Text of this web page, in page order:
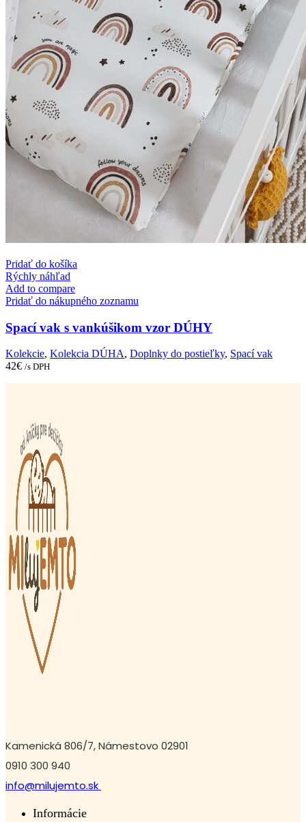
Pridať do košíka
Rýchly náhľad
Add to compare
Pridať do nákupného zoznamu
Spací vak s vankúšikom vzor DÚHY
Kolekcie, Kolekcia DÚHA, Doplnky do postieľky, Spací vak
42€ /s DPH
Kamenická 806/7, Námestovo 02901
0910 300 940
info@milujemto.sk
Informácie